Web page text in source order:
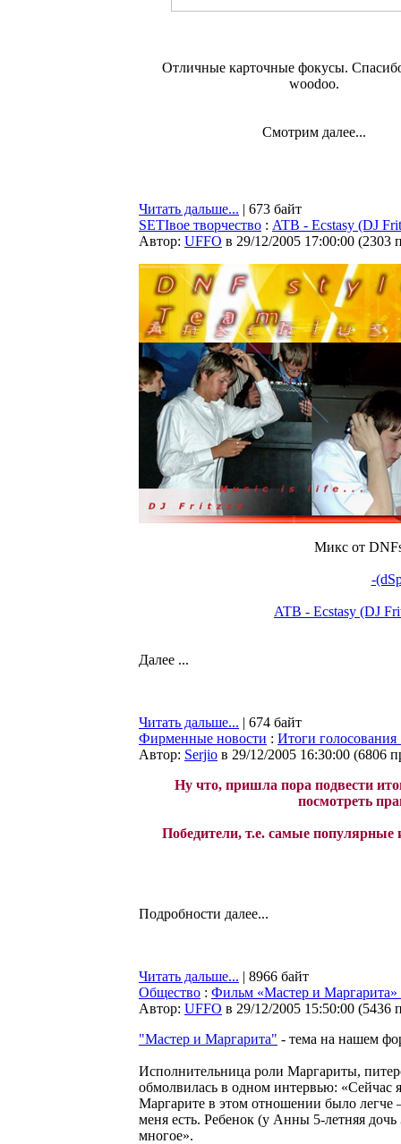
Отличные карточные фокусы.
woodoo.
Смотрим далее...
Читать дальше... | 673 байт
SETIвое творчество : ATB - Ecstasy (DJ
Автор: UFFO в 29/12/2005 17:00:00 (2303
Микс от
-
ATB - Ecstasy (DJ
Далее ...
Читать дальше... | 674 байт
Фирменные новости : Итоги голосования
Автор: Serjio в 29/12/2005 16:30:00 (6806
Ну что, пришла пора подвести
посмотреть
Победители, т.е. самые
Подробности далее...
Читать дальше... | 8966 байт
Общество : Фильм «Мастер и Маргарита»
Автор: UFFO в 29/12/2005 15:50:00 (5436
"Мастер и Маргарита" - тема на нашем
Исполнительница роли Маргариты,
обмолвилась в одном интервью: «Сейчас
Маргарите в этом отношении было легче
меня есть. Ребенок (у Анны 5-летняя
многое».